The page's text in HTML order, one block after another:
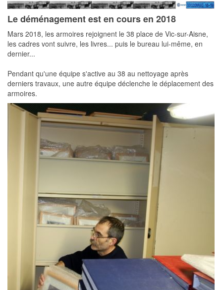
Le déménagement est en cours en 2018
Mars 2018, les armoires rejoignent le 38 place de Vic-sur-Aisne,
les cadres vont suivre, les livres... puis le bureau lui-même, en
dernier...
Pendant qu'une équipe s'active au 38 au nettoyage après
derniers travaux, une autre équipe déclenche le déplacement des
armoires.